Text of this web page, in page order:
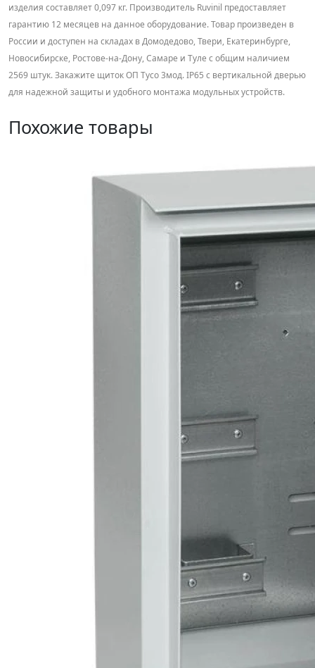
изделия составляет 0,097 кг. Производитель Ruvinil предоставляет
гарантию 12 месяцев на данное оборудование. Товар произведен в
России и доступен на складах в Домодедово, Твери, Екатеринбурге,
Новосибирске, Ростове-на-Дону, Самаре и Туле с общим наличием
2569 штук. Закажите щиток ОП Тусо 3мод. IP65 с вертикальной дверью
для надежной защиты и удобного монтажа модульных устройств.
Похожие товары